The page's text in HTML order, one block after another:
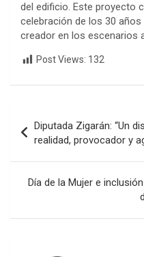
del edificio. Este proyecto
celebración de los 30
creador en los escenarios
Post Views: 132
de
entradas
Diputada Zigarán: “Un
realidad, provocador y
Día de la Mujer e